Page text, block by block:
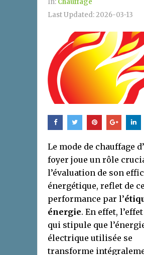
In: Chauffage
Last Updated:2026-03-13
Le mode de chauffage
foyer joue un rôle
l’évaluation de son
énergétique, reflet de
performance par l’
énergie. En effet,
qui stipule que
électrique utilisée se
transforme